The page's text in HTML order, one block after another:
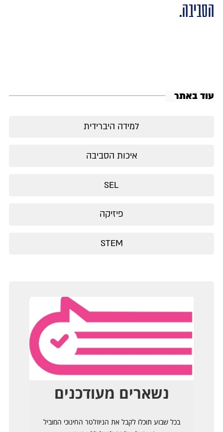
הסביבה.
עוד באתר
למידה היברידית
איכות הסביבה
SEL
פיזיקה
STEM